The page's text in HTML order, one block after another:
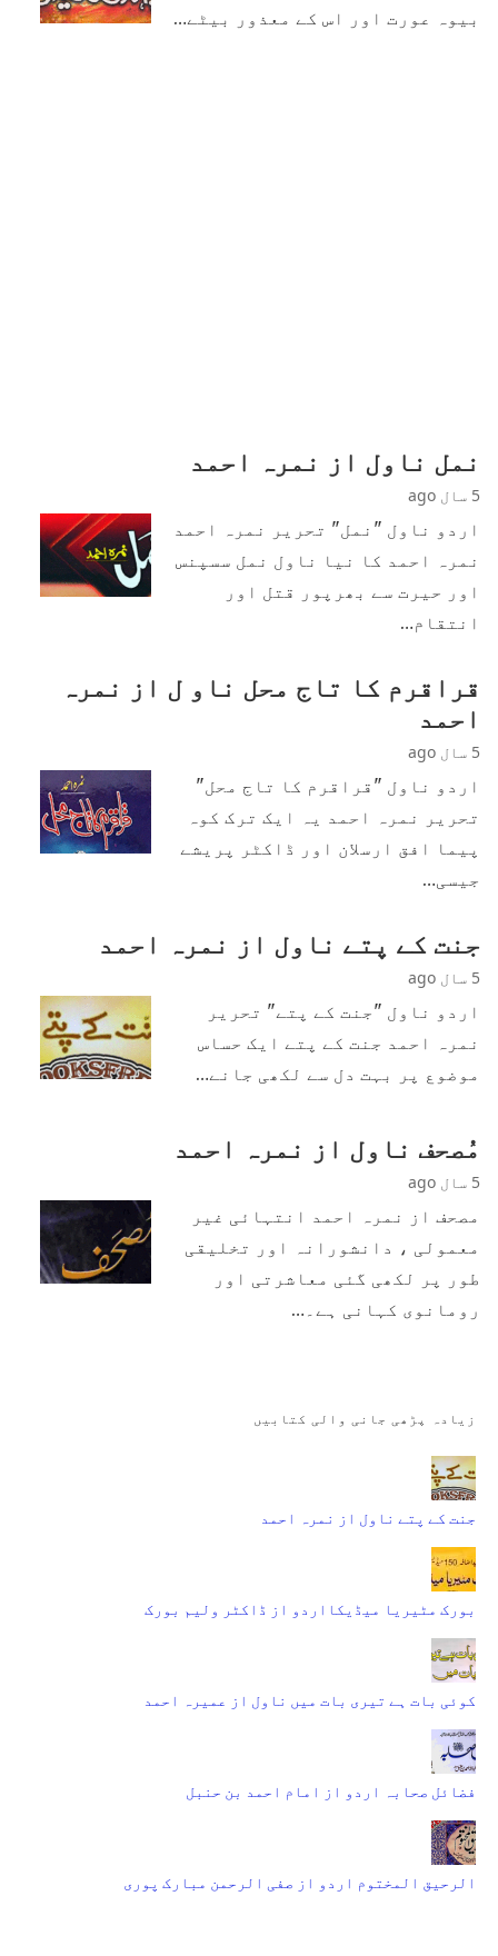
بیوہ عورت اور اس کے معذور بیٹے…
نمل ناول از نمرہ احمد
5 سال ago
اردو ناول "نمل" تحریر نمرہ احمد
نمرہ احمد کا نیا ناول نمل سسپنس
اور حیرت سے بھرپور قتل اور
انتقام…
قراقرم کا تاج محل ناو ل از نمرہ
احمد
5 سال ago
اردو ناول "قراقرم کا تاج محل"
تحریر نمرہ احمد یہ ایک ترک کوہ
پیما افق ارسلان اور ڈاکٹر پریشے
جیسی…
جنت کے پتے ناول از نمرہ احمد
5 سال ago
اردو ناول "جنت کے پتے" تحریر
نمرہ احمد جنت کے پتے ایک حساس
موضوع پر بہت دل سے لکھی جانے…
مُصحف ناول از نمرہ احمد
5 سال ago
مصحف از نمرہ احمد انتہائی غیر
معمولی ، دانشورانہ اور تخلیقی
طور پر لکھی گئی معاشرتی اور
رومانوی کہانی ہے۔…
زیادہ پڑھی جانی والی کتابیں
جنت کے پتے ناول از نمرہ احمد
بورک مٹیریا میڈیکااردو از ڈاکٹر ولیم بورک
کوئی بات ہے تیری بات میں ناول از عمیرہ احمد
فضائل صحابہ اردو از امام احمد بن حنبل
الرحیق المختوم اردو از صفی الرحمن مبارک پوری